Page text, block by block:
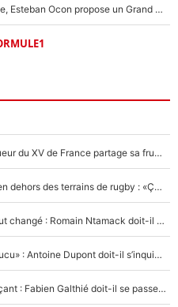
Comme pour le final du Tour de France, Esteban Ocon propose un Grand Prix de Formule 1 à Paris : «Autour de l’Arc de Triomphe, ce serait génial» !
Mis de côté par Fabien Galthié, un joueur du XV de France partage sa frustration : «ils ne me l’ont pas dit tout de suite»
La raison d'être de Matthieu Jalibert en dehors des terrains de rugby : «Ça m'atteint autant que si tu touches à un membre de ma famille»
XV de France - Matthieu Jalibert a tout changé : Romain Ntamack doit-il s’inquiéter pour sa place à un an de la Coupe du monde ?
«Le XV de France est meilleur avec Lucu» : Antoine Dupont doit-il s’inquiéter pour sa place ?
Le XV de France a trouvé son remplaçant : Fabien Galthié doit-il se passer d'Antoine Dupont ?